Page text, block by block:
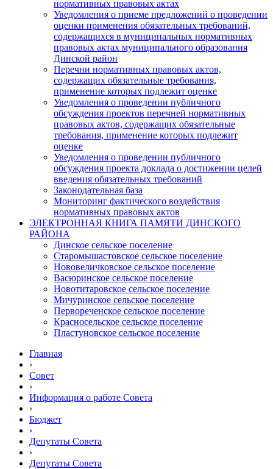
нормативных правовых актах
Уведомления о приеме предложений о проведении
оценки применения обязательных требований,
содержащихся в муниципальных нормативных
правовых актах муниципального образования
Динской район
Перечни нормативных правовых актов,
содержащих обязательные требования,
применение которых подлежит оценке
Уведомления о проведении публичного
обсуждения проектов перечней нормативных
правовых актов, содержащих обязательные
требования, применение которых подлежит
оценке
Уведомления о проведении публичного
обсуждения проекта доклада о достижении целей
введения обязательных требований
Законодательная база
Мониторинг фактического воздействия
нормативных правовых актов
ЭЛЕКТРОННАЯ КНИГА ПАМЯТИ ДИНСКОГО
РАЙОНА
Динское сельское поселение
Старомышастовское сельское поселение
Нововеличковское сельское поселение
Васюринское сельское поселение
Новотитаровское сельское поселение
Мичуринское сельское поселение
Первореченское сельское поселение
Красносельское сельское поселение
Пластуновское сельское поселение
Главная
›
Совет
›
Информация о работе Совета
›
Бюджет
›
Депутаты Совета
›
Депутаты Совета